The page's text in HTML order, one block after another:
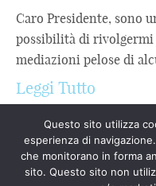
Caro Presidente, sono
possibilità di rivolgermi
mediazioni pelose di
Leggi Tutto
Questo sito utilizza
esperienza di
che monitorano in forma
sito. Questo sito non